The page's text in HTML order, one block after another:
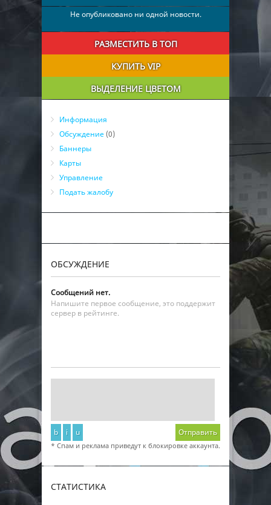
Не опубликовано ни одной новости.
РАЗМЕСТИТЬ В ТОП
КУПИТЬ VIP
ВЫДЕЛЕНИЕ ЦВЕТОМ
Информация
Обсуждение (0)
Баннеры
Карты
Управление
Подать жалобу
ОБСУЖДЕНИЕ
Сообщений нет.
Напишите первое сообщение, это поддержит
сервер в рейтинге.
b i u Отправить
* Спам и реклама приведут к блокировке аккаунта.
СТАТИСТИКА